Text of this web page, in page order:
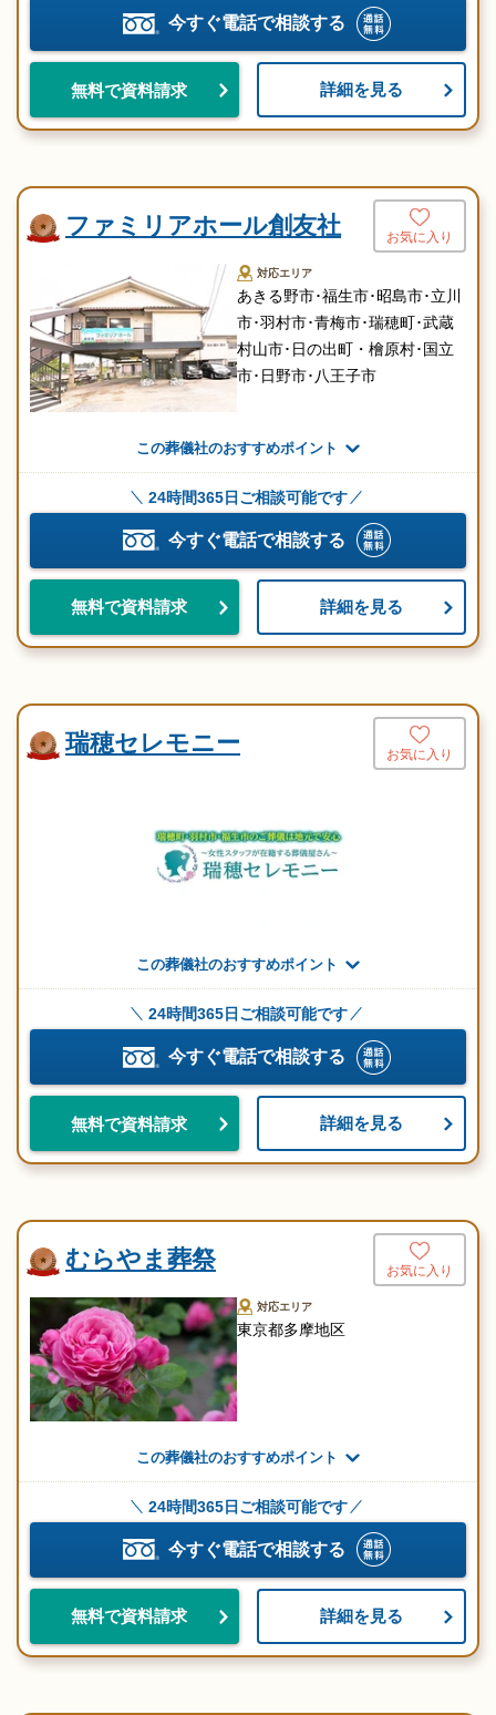
今すぐ電話で相談する
無料で資料請求 詳細を見る
ファミリアホール創友社 お気に入り
対応エリア
あきる野市･福生市･昭島市･立川
市･羽村市･青梅市･瑞穂町･武蔵
村山市･日の出町・檜原村･国立
市･日野市･八王子市
この葬儀社のおすすめポイント
24時間365日ご相談可能です
今すぐ電話で相談する
無料で資料請求 詳細を見る
瑞穂セレモニー お気に入り
この葬儀社のおすすめポイント
24時間365日ご相談可能です
今すぐ電話で相談する
無料で資料請求 詳細を見る
むらやま葬祭 お気に入り
対応エリア
東京都多摩地区
この葬儀社のおすすめポイント
24時間365日ご相談可能です
今すぐ電話で相談する
無料で資料請求 詳細を見る